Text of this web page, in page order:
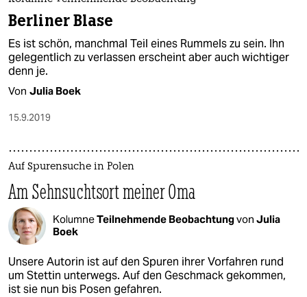
Berliner Blase
Es ist schön, manchmal Teil eines Rummels zu sein. Ihn
gelegentlich zu verlassen erscheint aber auch wichtiger
denn je.
Von Julia Boek
15.9.2019
Auf Spurensuche in Polen
Am Sehnsuchtsort meiner Oma
KolumneTeilnehmende Beobachtungvon Julia
Boek
Unsere Autorin ist auf den Spuren ihrer Vorfahren rund
um Stettin unterwegs. Auf den Geschmack gekommen,
ist sie nun bis Posen gefahren.